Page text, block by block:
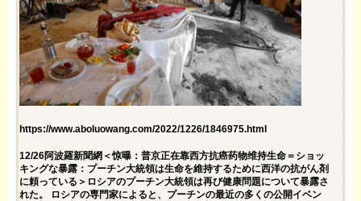
https://www.aboluowang.com/2022/1226/1846975.html
12/26阿波羅新聞網＜惊曝：普京正在靠西方抗癌药物维持生命＝ショッ
キングな暴露：プーチン大統領は生命を維持するために西洋の抗がん剤
に頼っている＞ロシアのプーチン大統領は再び健康問題について暴露さ
れた。 ロシアの専門家によると、プーチンの最近の多くの公開イベン